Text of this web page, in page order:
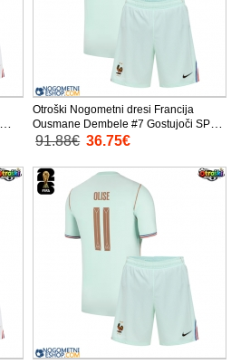
Otroški Nogometni dresi Francija
Ousmane Dembele #7 Gostujoči SP
2026 Kratek Rokav (+ Kratke hlače)
91.88€ 36.75€